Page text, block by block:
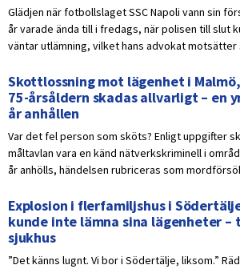
Glädjen när fotbollslaget SSC Napoli vann sin
år varade ända till i fredags, när polisen till slut
väntar utlämning, vilket hans advokat motsätter
Skottlossning mot lägenhet i
75-årsåldern skadas allvarligt – en
år anhållen
Var det fel person som sköts? Enligt uppgifter
måltavlan vara en känd nätverkskriminell i
år anhölls, händelsen rubriceras som
Explosion i flerfamiljshus i
kunde inte lämna sina lägenheter
sjukhus
”Det känns lugnt. Vi bor i Södertälje, liksom.”